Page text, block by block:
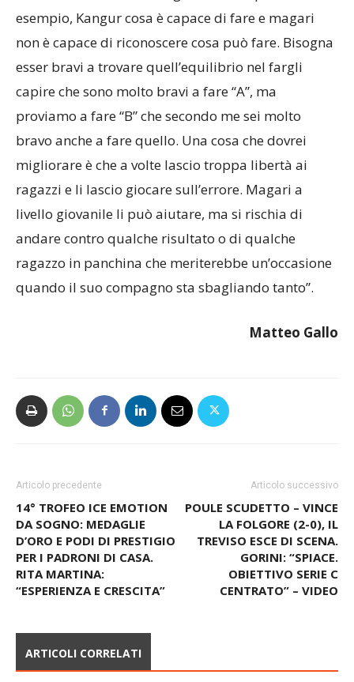
mano che va avanti la stagione devi capire, ad
esempio, Kangur cosa è capace di fare e magari
non è capace di riconoscere cosa può fare. Bisogna
esser bravi a trovare quell’equilibrio nel fargli
capire che sono molto bravi a fare “A”, ma
proviamo a fare “B” che secondo me sei molto
bravo anche a fare quello. Una cosa che dovrei
migliorare è che a volte lascio troppa libertà ai
ragazzi e li lascio giocare sull’errore. Magari a
livello giovanile li può aiutare, ma si rischia di
andare contro qualche risultato o di qualche
ragazzo in panchina che meriterebbe un’occasione
quando il suo compagno sta sbagliando tanto”.
14° TROFEO ICE EMOTION
DA SOGNO: MEDAGLIE
D’ORO E PODI DI PRESTIGIO
PER I PADRONI DI CASA.
RITA MARTINA:
POULE SCUDETTO – VINCE
LA FOLGORE (2-0), IL
TREVISO ESCE DI SCENA.
GORINI: “SPIACE.
OBIETTIVO SERIE C
ARTICOLI CORRELATI